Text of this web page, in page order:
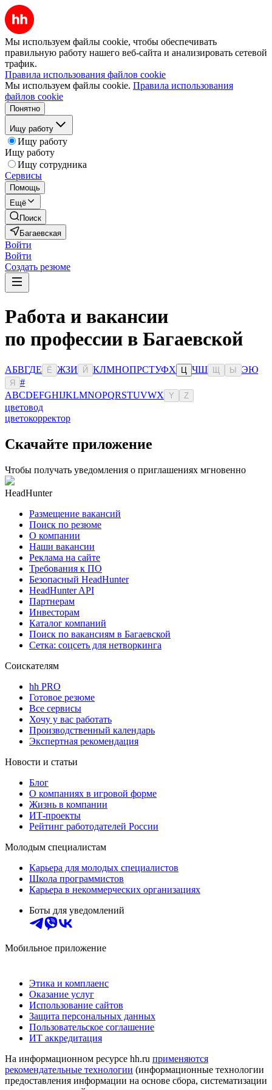
Мы используем файлы cookie, чтобы обеспечивать
правильную работу нашего веб-сайта и анализировать сетевой
трафик.
Правила использования файлов cookie
Мы используем файлы cookie. Правила использования
файлов cookie
Понятно
Ищу работу
Ищу работу
Ищу работу
Ищу сотрудника
Сервисы
Помощь
Ещё
Поиск
Багаевская
Войти
Войти
Создать резюме
Работа и вакансии
по профессии в Багаевской
АБВГДЕ Ё ЖЗИ Й КЛМНОПРСТУФХ ЧШ Ы ЭЮ
Я
#
ABCDEFGHIJKLMNOPQRSTUVWX Y Z
цветовод
цветокорректор
Скачайте приложение
Чтобы получать уведомления о приглашениях мгновенно
HeadHunter
Размещение вакансий
Поиск по резюме
О компании
Наши вакансии
Реклама на сайте
Требования к ПО
Безопасный HeadHunter
HeadHunter API
Партнерам
Инвесторам
Каталог компаний
Поиск по вакансиям в Багаевской
Сетка: соцсеть для нетворкинга
Соискателям
hh PRO
Готовое резюме
Все сервисы
Хочу у вас работать
Производственный календарь
Экспертная рекомендация
Новости и статьи
Блог
О компаниях в игровой форме
Жизнь в компании
ИТ-проекты
Рейтинг работодателей России
Молодым специалистам
Карьера для молодых специалистов
Школа программистов
Карьера в некоммерческих организациях
Боты для уведомлений
Мобильное приложение
Этика и комплаенс
Оказание услуг
Использование сайтов
Защита персональных данных
Пользовательское соглашение
ИТ аккредитация
На информационном ресурсе hh.ru применяются
рекомендательные технологии (информационные технологии
предоставления информации на основе сбора, систематизации